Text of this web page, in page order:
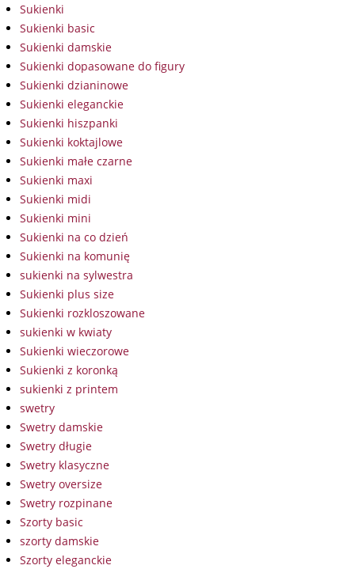
Sukienki
Sukienki basic
Sukienki damskie
Sukienki dopasowane do figury
Sukienki dzianinowe
Sukienki eleganckie
Sukienki hiszpanki
Sukienki koktajlowe
Sukienki małe czarne
Sukienki maxi
Sukienki midi
Sukienki mini
Sukienki na co dzień
Sukienki na komunię
sukienki na sylwestra
Sukienki plus size
Sukienki rozkloszowane
sukienki w kwiaty
Sukienki wieczorowe
Sukienki z koronką
sukienki z printem
swetry
Swetry damskie
Swetry długie
Swetry klasyczne
Swetry oversize
Swetry rozpinane
Szorty basic
szorty damskie
Szorty eleganckie